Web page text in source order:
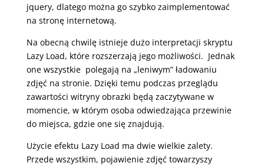
jquery, dlatego można go szybko zaimplementować
na stronę internetową.
Na obecną chwilę istnieje dużo interpretacji skryptu
Lazy Load, które rozszerzają jego możliwości. Jednak
one wszystkie polegają na „leniwym” ładowaniu
zdjęć na stronie. Dzięki temu podczas przeglądu
zawartości witryny obrazki będą zaczytywane w
momencie, w którym osoba odwiedzająca przewinie
do miejsca, gdzie one się znajdują.
Użycie efektu Lazy Load ma dwie wielkie zalety.
Przede wszystkim, pojawienie zdjęć towarzyszy